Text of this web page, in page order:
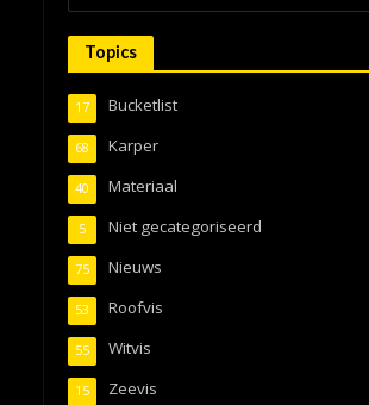
Topics
Bucketlist
17
Karper
68
Materiaal
40
Niet gecategoriseerd
5
Nieuws
75
Roofvis
53
Witvis
55
Zeevis
15